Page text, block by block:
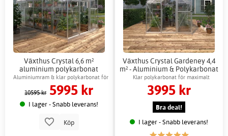
Växthus Crystal 6,6 m²
aluminium polykarbonat
Gardeney + Växthusbord
Aluminiumram & klar polykarbonat för
ljus miljö
10595 kr 5995 kr
I lager - Snabb leverans!
Köp
Växthus Crystal Gardeney 4,4
m² - Aluminium & Polykarbonat
Klar polykarbonat för maximalt
ljusinsläpp
3995 kr
Bra deal!
I lager - Snabb leverans!